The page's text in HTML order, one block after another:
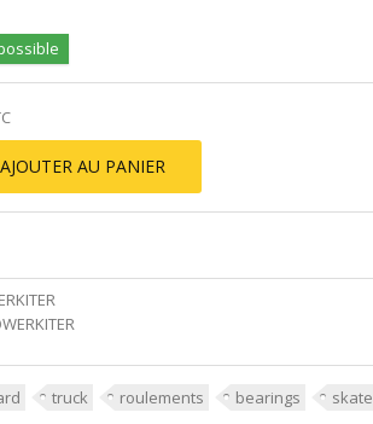
AJOUTER AU PANIER
truck roulements bearings skate